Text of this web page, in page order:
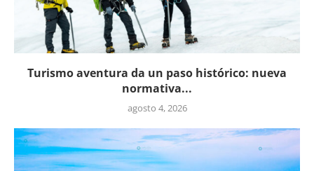
Turismo aventura da un paso histórico: nueva
normativa...
agosto 4, 2026